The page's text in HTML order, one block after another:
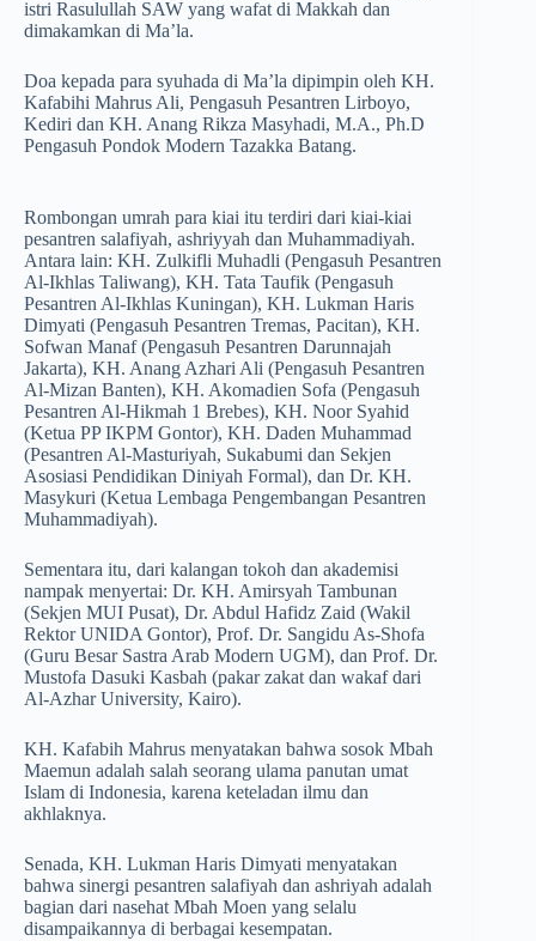
istri Rasulullah SAW yang wafat di Makkah dan
dimakamkan di Ma’la.
Doa kepada para syuhada di Ma’la dipimpin oleh KH.
Kafabihi Mahrus Ali, Pengasuh Pesantren Lirboyo,
Kediri dan KH. Anang Rikza Masyhadi, M.A., Ph.D
Pengasuh Pondok Modern Tazakka Batang.
Rombongan umrah para kiai itu terdiri dari kiai-kiai
pesantren salafiyah, ashriyyah dan Muhammadiyah.
Antara lain: KH. Zulkifli Muhadli (Pengasuh Pesantren
Al-Ikhlas Taliwang), KH. Tata Taufik (Pengasuh
Pesantren Al-Ikhlas Kuningan), KH. Lukman Haris
Dimyati (Pengasuh Pesantren Tremas, Pacitan), KH.
Sofwan Manaf (Pengasuh Pesantren Darunnajah
Jakarta), KH. Anang Azhari Ali (Pengasuh Pesantren
Al-Mizan Banten), KH. Akomadien Sofa (Pengasuh
Pesantren Al-Hikmah 1 Brebes), KH. Noor Syahid
(Ketua PP IKPM Gontor), KH. Daden Muhammad
(Pesantren Al-Masturiyah, Sukabumi dan Sekjen
Asosiasi Pendidikan Diniyah Formal), dan Dr. KH.
Masykuri (Ketua Lembaga Pengembangan Pesantren
Muhammadiyah).
Sementara itu, dari kalangan tokoh dan akademisi
nampak menyertai: Dr. KH. Amirsyah Tambunan
(Sekjen MUI Pusat), Dr. Abdul Hafidz Zaid (Wakil
Rektor UNIDA Gontor), Prof. Dr. Sangidu As-Shofa
(Guru Besar Sastra Arab Modern UGM), dan Prof. Dr.
Mustofa Dasuki Kasbah (pakar zakat dan wakaf dari
Al-Azhar University, Kairo).
KH. Kafabih Mahrus menyatakan bahwa sosok Mbah
Maemun adalah salah seorang ulama panutan umat
Islam di Indonesia, karena keteladan ilmu dan
akhlaknya.
Senada, KH. Lukman Haris Dimyati menyatakan
bahwa sinergi pesantren salafiyah dan ashriyah adalah
bagian dari nasehat Mbah Moen yang selalu
disampaikannya di berbagai kesempatan.